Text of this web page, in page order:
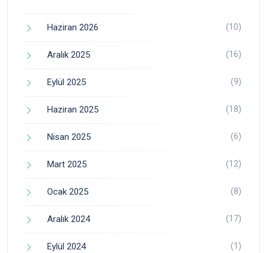
Haziran 2026 (10)
Aralık 2025 (16)
Eylül 2025 (9)
Haziran 2025 (18)
Nisan 2025 (6)
Mart 2025 (12)
Ocak 2025 (8)
Aralık 2024 (17)
Eylül 2024 (1)